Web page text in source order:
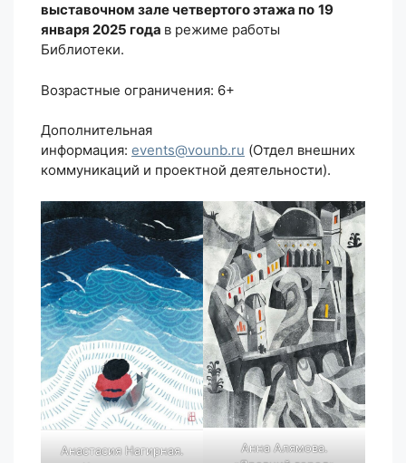
выставочном зале четвертого этажа по 19
января 2025 года в режиме работы
Библиотеки.
Возрастные ограничения: 6+
Дополнительная
информация: events@vounb.ru (Отдел внешних
коммуникаций и проектной деятельности).
Анастасия Нагирная.
Анна Алямова.